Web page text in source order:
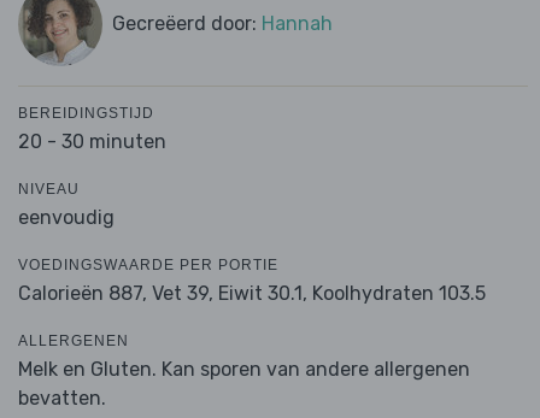
Gecreëerd door: Hannah
BEREIDINGSTIJD
20 - 30 minuten
NIVEAU
eenvoudig
VOEDINGSWAARDE PER PORTIE
Calorieën 887, Vet 39, Eiwit 30.1, Koolhydraten 103.5
ALLERGENEN
Melk en Gluten. Kan sporen van andere allergenen
bevatten.